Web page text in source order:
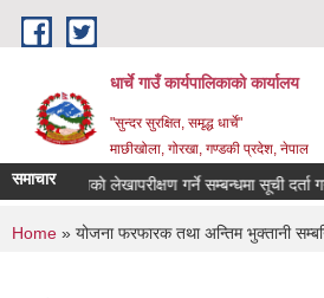
Skip to main content
धार्चे गाउँ कार्यपालिकाको कार्यालय
"सुन्दर सुरक्षित, समृद्ध धार्चे"
माछीखोला, गोरखा, गण्डकी प्रदेश, नेपाल
समाचार
विद्यालयकाे लेखापरीक्षण गर्ने सम्बन्धमा सूची दर्ता गर्ने
You are here
Home » योजना फरफारक तथा अन्तिम भुक्तानी